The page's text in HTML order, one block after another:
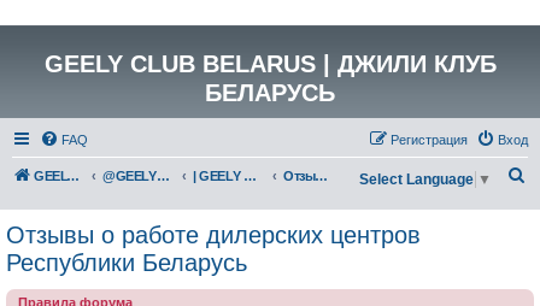
GEELY CLUB BELARUS | ДЖИЛИ КЛУБ
БЕЛАРУСЬ
FAQ Вход
Регистрация
GEELY Club Belarus @GEELYCLUBBY | GEELY CLUB BELARUS Отзывы о работе дилерских центров Республики Беларусь
к
Select Language ▼
Отзывы о работе дилерских центров
Республики Беларусь
Правила форума